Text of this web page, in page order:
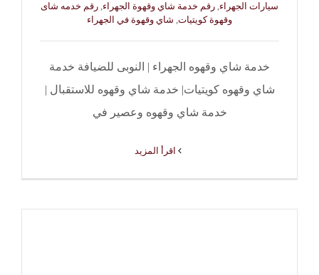
سيارات الجهراء, رقم خدمة شاي وقهوة الجهراء, رقم خدمه شاى
وقهوة كويتيات, شاي وقهوة في الجهراء
خدمة شاي وقهوه الجهراء | النوبى للضيافة خدمة
شاي وقهوه كويتيات| خدمة شاي وقهوه للاستقبال |
خدمة شاي وقهوه وعصير في